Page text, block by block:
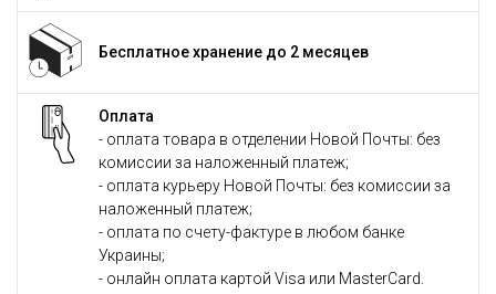
Бесплатное хранение до 2 месяцев
Оплата
- оплата товара в отделении Новой Почты: без
комиссии за наложенный платеж;
- оплата курьеру Новой Почты: без комиссии за
наложенный платеж;
- оплата по счету-фактуре в любом банке
Украины;
- онлайн оплата картой Visa или MasterCard.